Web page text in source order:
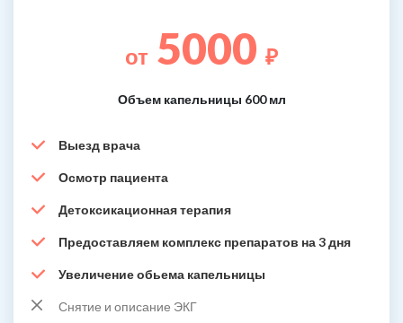
от 5000 ₽
Объем капельницы 600 мл
Выезд врача
Осмотр пациента
Детоксикационная терапия
Предоставляем комплекс препаратов на 3 дня
Увеличение обьема капельницы
Снятие и описание ЭКГ